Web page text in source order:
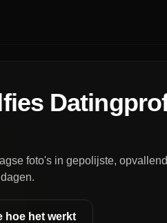
foto's in gepolijste,
hoe het werkt